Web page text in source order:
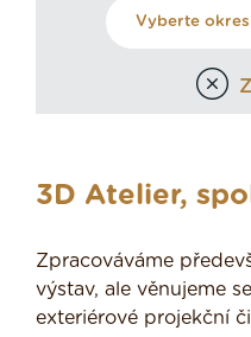
3D Atelier,
Zpracováváme
výstav, ale věnujeme
exteriérové projekční